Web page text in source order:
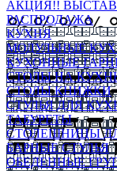
АКЦИЯ!!
РАСПРОДАЖА
КУХНЯ
МОДУЛЬНЫЕ
КУХОННЫЕ
СТОЛЫ НА
СТОЛЫ КНИЖКИ
СТУЛЬЯ ДЛЯ
ТАБУРЕТЫ
СТОЛЕШНИЦЫ
БАРНЫЕ СТУЛЬЯ
ОБЕДЕННЫЕ